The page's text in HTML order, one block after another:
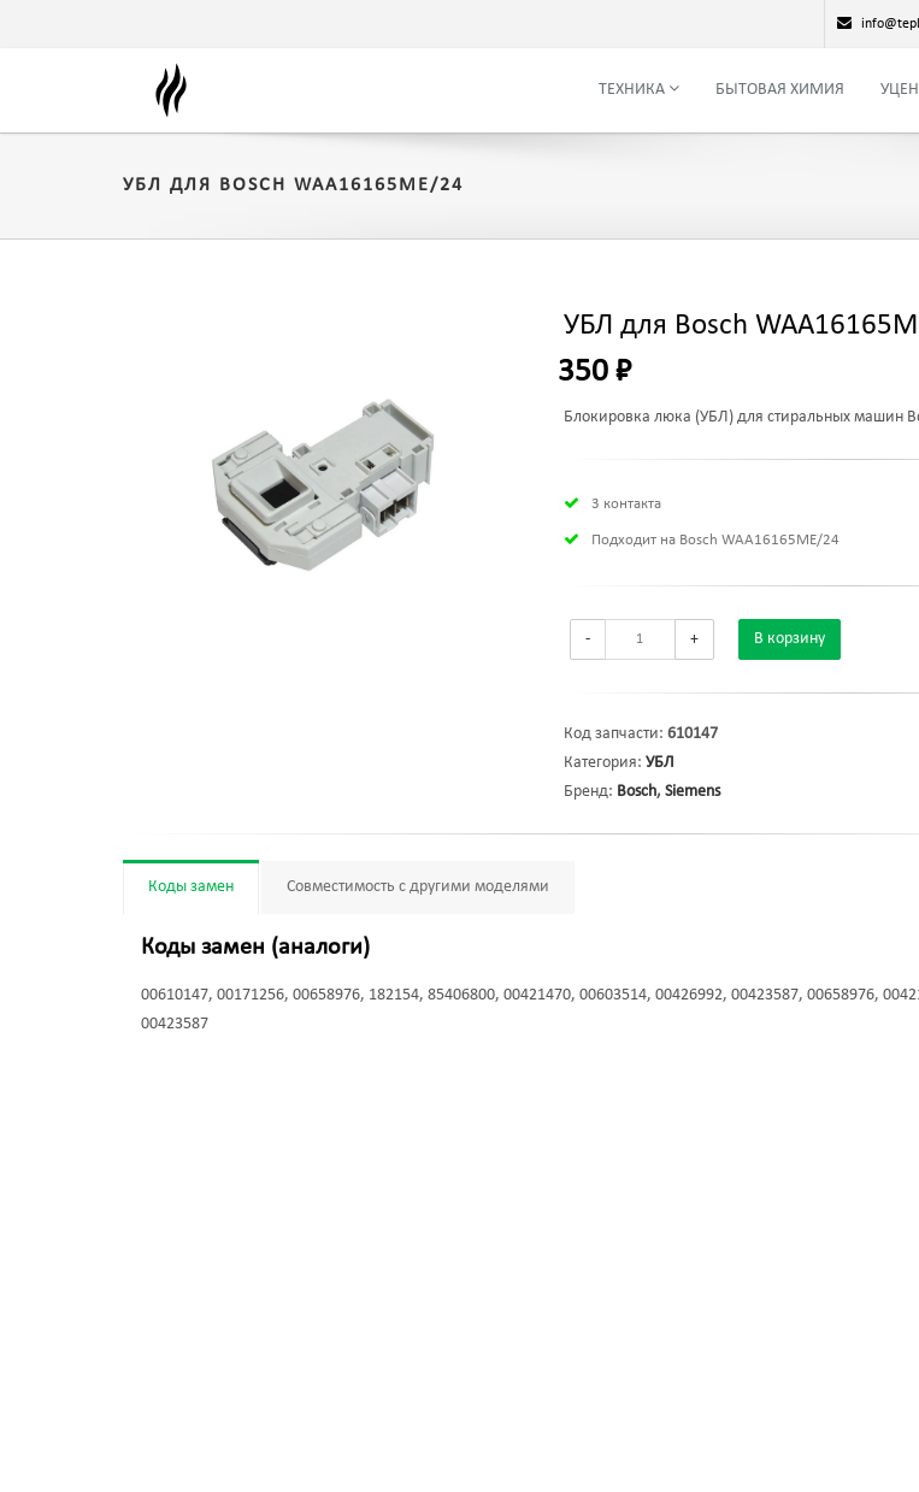
ТЕХНИКА БЫТОВАЯ ХИМИЯ
УБЛ ДЛЯ BOSCH WAA16165ME/24
УБЛ для Bosch
350 ₽
Блокировка люка (УБЛ) для стиральных машин
3 контакта
Подходит на Bosch WAA16165ME/24
- + В корзину
Код запчасти: 610147
Категория: УБЛ
Бренд: Bosch, Siemens
Коды замен Совместимость с другими моделями
Коды замен (аналоги)
00610147, 00171256, 00658976, 182154, 85406800, 00421470, 00603514, 00426992, 00423587, 00658976,
00423587